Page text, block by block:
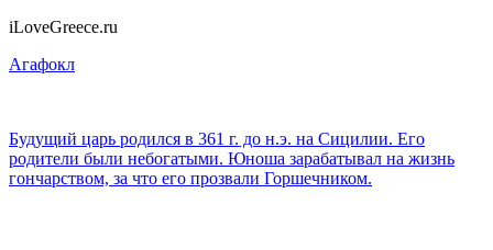
iLoveGreece.ru
Агафокл
Будущий царь родился в 361 г. до н.э. на Сицилии. Его
родители были небогатыми. Юноша зарабатывал на жизнь
гончарством, за что его прозвали Горшечником.